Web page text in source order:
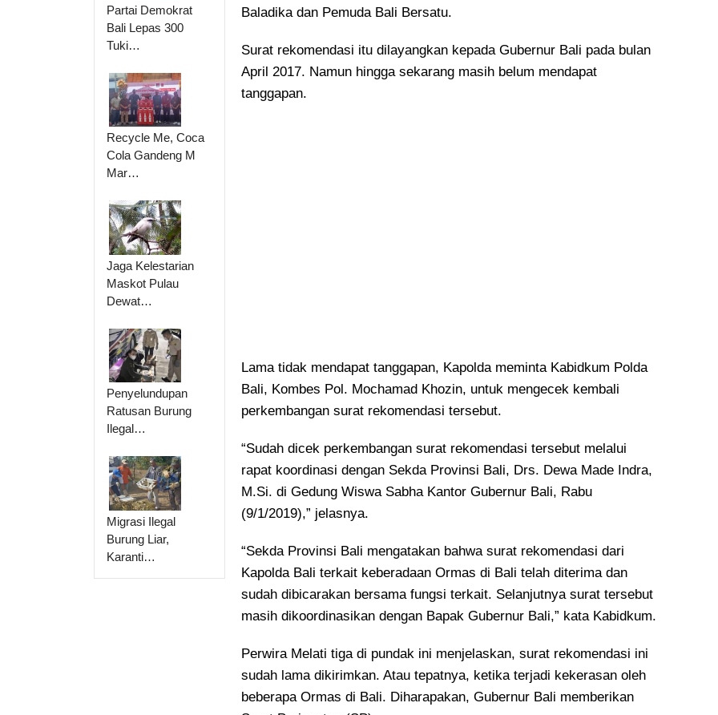
Partai Demokrat
Bali Lepas 300
Tuki…
Recycle Me, Coca
Cola Gandeng M
Mar…
Jaga Kelestarian
Maskot Pulau
Dewat…
Penyelundupan
Ratusan Burung
Ilegal…
Migrasi Ilegal
Burung Liar,
Karanti…
Baladika dan Pemuda Bali Bersatu.
Surat rekomendasi itu dilayangkan kepada Gubernur Bali pada bulan
April 2017. Namun hingga sekarang masih belum mendapat
tanggapan.
Lama tidak mendapat tanggapan, Kapolda meminta Kabidkum Polda
Bali, Kombes Pol. Mochamad Khozin, untuk mengecek kembali
perkembangan surat rekomendasi tersebut.
“Sudah dicek perkembangan surat rekomendasi tersebut melalui
rapat koordinasi dengan Sekda Provinsi Bali, Drs. Dewa Made Indra,
M.Si. di Gedung Wiswa Sabha Kantor Gubernur Bali, Rabu
(9/1/2019),” jelasnya.
“Sekda Provinsi Bali mengatakan bahwa surat rekomendasi dari
Kapolda Bali terkait keberadaan Ormas di Bali telah diterima dan
sudah dibicarakan bersama fungsi terkait. Selanjutnya surat tersebut
masih dikoordinasikan dengan Bapak Gubernur Bali,” kata Kabidkum.
Perwira Melati tiga di pundak ini menjelaskan, surat rekomendasi ini
sudah lama dikirimkan. Atau tepatnya, ketika terjadi kekerasan oleh
beberapa Ormas di Bali. Diharapakan, Gubernur Bali memberikan